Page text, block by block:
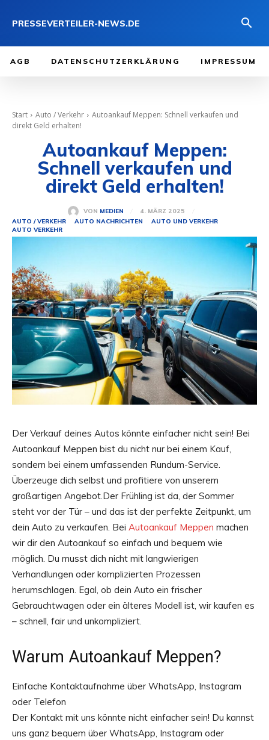
PRESSEVERTEILER-NEWS.DE
AGB DATENSCHUTZERKLÄRUNG IMPRESSUM
Start Auto / Verkehr
Autoankauf Meppen: Schnell verkaufen und
direkt Geld erhalten!
Autoankauf Meppen:
Schnell verkaufen und
direkt Geld erhalten!
VON MEDIEN
4. MÄRZ 2025
AUTO / VERKEHR
AUTO NACHRICHTEN
AUTO UND VERKEHR
AUTO VERKEHR
Der Verkauf deines Autos könnte einfacher nicht sein! Bei
Autoankauf Meppen bist du nicht nur bei einem Kauf,
sondern bei einem umfassenden Rundum-Service.
Überzeuge dich selbst und profitiere von unserem
großartigen Angebot.Der Frühling ist da, der Sommer
steht vor der Tür – und das ist der perfekte Zeitpunkt, um
dein Auto zu verkaufen. Bei Autoankauf Meppen machen
wir dir den Autoankauf so einfach und bequem wie
möglich. Du musst dich nicht mit langwierigen
Verhandlungen oder komplizierten Prozessen
herumschlagen. Egal, ob dein Auto ein frischer
Gebrauchtwagen oder ein älteres Modell ist, wir kaufen es
– schnell, fair und unkompliziert.
Warum Autoankauf Meppen?
Einfache Kontaktaufnahme über WhatsApp, Instagram
oder Telefon
Der Kontakt mit uns könnte nicht einfacher sein! Du kannst
uns ganz bequem über WhatsApp, Instagram oder